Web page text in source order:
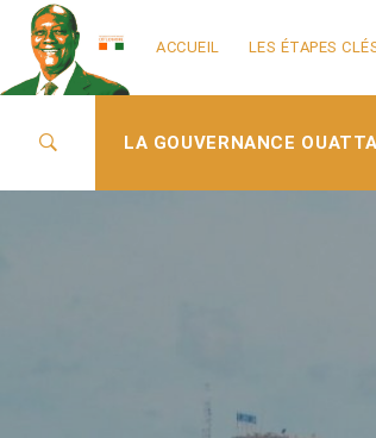
ACCUEIL LES ÉTAPES
LA GOUVERNANCE